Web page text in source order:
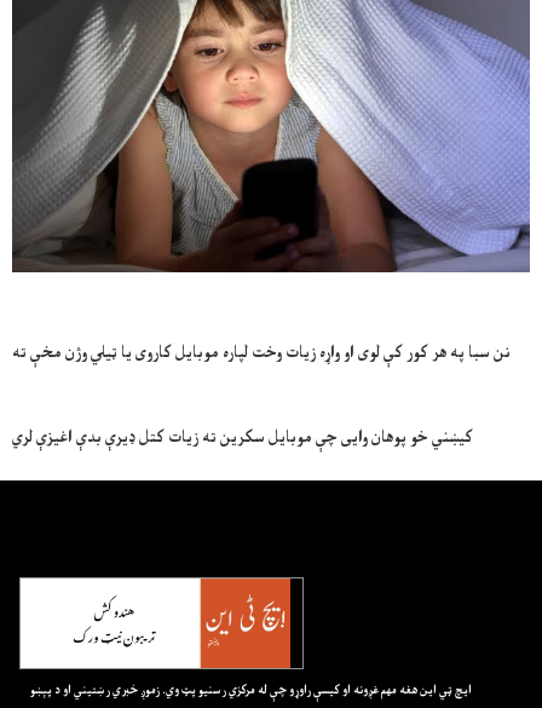
نن سبا په هر کور کې لوی او واړه زیات وخت لپاره موبایل کاروی یا ټیلي وژن مخې ته
کیښني خو پوهان وایی چې موبایل سکرین ته زیات کتل ډیرې بدې اغیزې لري
ايچ ټي اين هغه مهم غږونه او کيسې راوړو چې له مرکزي رسنيو پټ وي. زموږ خبري رښتيني او د پېښو